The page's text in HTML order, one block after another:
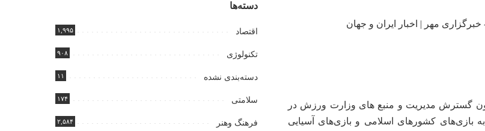
گسترش مدیریت و منبع های وزارت ورزش در
بازی‌های کشورهای اسلامی و بازی‌های آسیایی
دسته‌ها
اقتصاد ۱,۹۹۵
تکنولوژی ۹۰۸
دسته‌بندی نشده ۱۱
سلامتی ۱۷۴
فرهنگ وهنر ۲,۵۸۴